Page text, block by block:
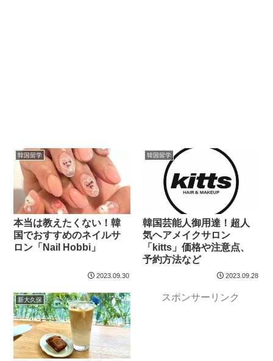
韓国留学
本当は教えたくない！韓
国でおすすめのネイルサ
ロン「Nail Hobbi」
2023.09.30
韓国留学
韓国芸能人御用達！超人
気ヘアメイクサロン
「kitts」価格や注意点、
予約方法など
2023.09.28
新大久保 スポンサーリンク